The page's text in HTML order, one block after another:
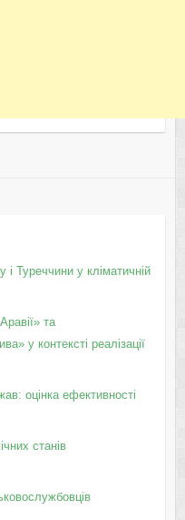
Туреччини у кліматичній
та
у контексті реалізації
оцінка ефективності
станів